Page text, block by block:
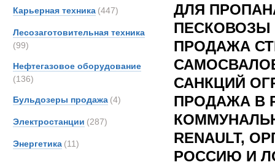
Карьерная техника (447)
Лесозаготовительная техника
(99)
Нефтегазовое оборудование
(136)
Бульдозеры продажа (4)
Электростанции (287)
Энергетика (11)
ДЛЯ
ПЕСКОВОЗЫ
ПРОДАЖА
САНКЦИЙ
ПРОДАЖА В
RENAULT,
РОССИЮ И